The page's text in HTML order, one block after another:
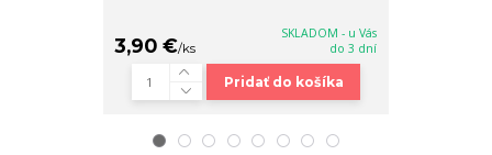
3,90 €/ks
SKLADOM - u Vás
do 3 dní
Pridať do košíka